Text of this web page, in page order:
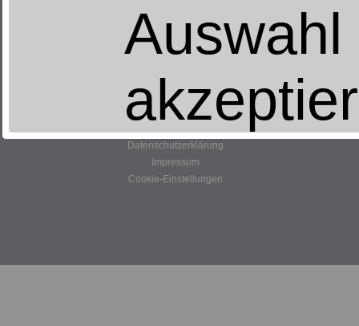
Beratung außerhalb der Öffnungszeiten gerne nach Absprache
Dienstag-Freitag:
9.30 Uhr bis 18.00 Uhr
Datenschutzerklärung
Impressum
Cookie-Einstellungen
Auswahl